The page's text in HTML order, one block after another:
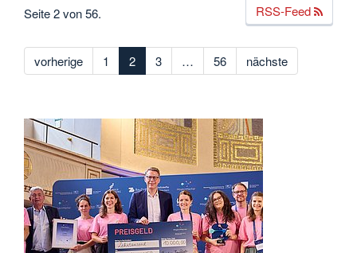
RSS-Feed
Seite 2 von 56.
vorherige 1 2 3 … 56 nächste